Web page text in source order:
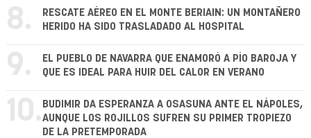
8.
RESCATE AÉREO EN EL MONTE BERIAIN: UN MONTAÑERO
HERIDO HA SIDO TRASLADADO AL HOSPITAL
9.
EL PUEBLO DE NAVARRA QUE ENAMORÓ A PÍO BAROJA Y
QUE ES IDEAL PARA HUIR DEL CALOR EN VERANO
10. BUDIMIR DA ESPERANZA A OSASUNA ANTE EL NÁPOLES,
AUNQUE LOS ROJILLOS SUFREN SU PRIMER TROPIEZO
DE LA PRETEMPORADA